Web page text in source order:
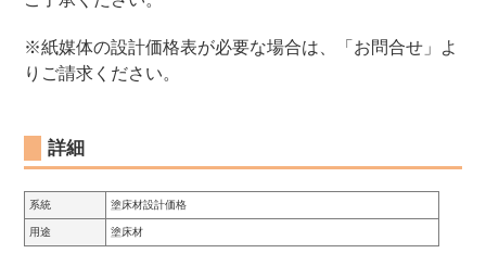
※紙媒体の設計価格表が必要な場合は、「お問合せ」よ
りご請求ください。
詳細
系統 塗床材設計価格
用途 塗床材